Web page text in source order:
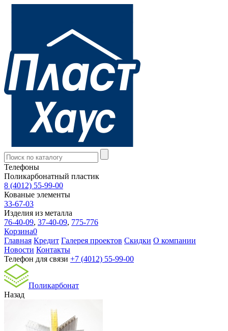
Телефоны
Поликарбонатный пластик
8 (4012) 55-99-00
Кованые элементы
33-67-03
Изделия из металла
76-40-09, 37-40-09, 775-776
Корзина0
Главная Кредит Галерея проектов Скидки О компании
Новости Контакты
Телефон для связи +7 (4012) 55-99-00
Поликарбонат
Назад